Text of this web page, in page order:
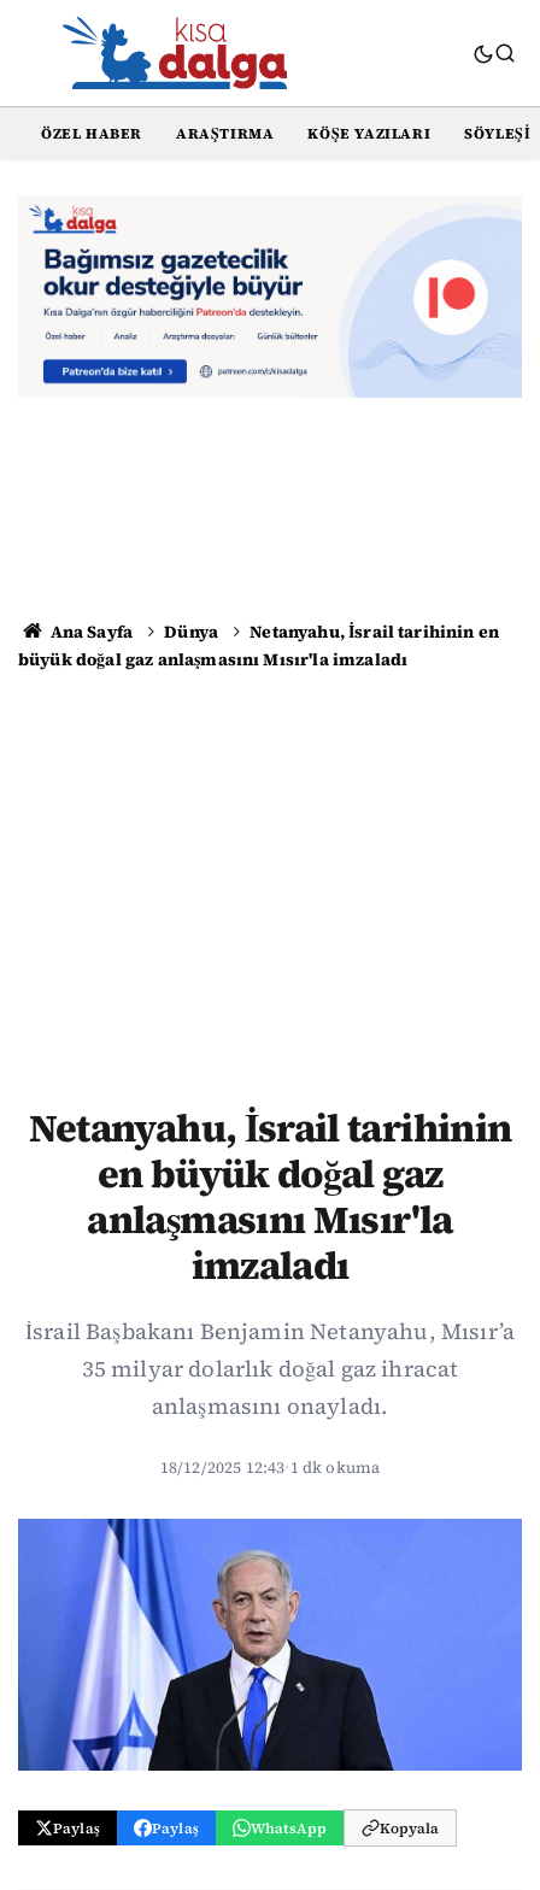
ÖZEL HABER ARAŞTIRMA KÖŞE YAZILARI SÖYLEŞI
Ana Sayfa Dünya
Netanyahu, İsrail tarihinin en
büyük doğal gaz anlaşmasını Mısır'la imzaladı
Netanyahu, İsrail tarihinin
en büyük doğal gaz
anlaşmasını Mısır'la
imzaladı
İsrail Başbakanı Benjamin Netanyahu, Mısır’a
35 milyar dolarlık doğal gaz ihracat
anlaşmasını onayladı.
18/12/2025 12:43·1 dk okuma
Paylaş Paylaş WhatsApp Kopyala